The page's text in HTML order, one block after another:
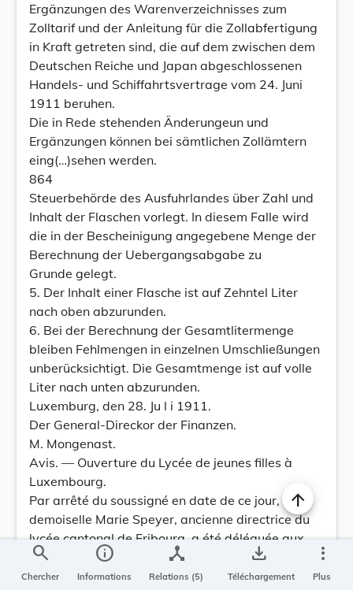
Ergänzungen des Warenverzeichnisses zum
Zolltarif und der Anleitung für die Zollabfertigung
in Kraft getreten sind, die auf dem zwischen dem
Deutschen Reiche und Japan abgeschlossenen
Handels- und Schiffahrtsvertrage vom 24. Juni
1911 beruhen.
Die in Rede stehenden Änderungeun und
Ergänzungen können bei sämtlichen Zollämtern
eing(…)sehen werden.
864
Steuerbehörde des Ausfuhrlandes über Zahl und
Inhalt der Flaschen vorlegt. In diesem Falle wird
die in der Bescheinigung angegebene Menge der
Berechnung der Uebergangsabgabe zu
Grunde gelegt.
5. Der Inhalt einer Flasche ist auf Zehntel Liter
nach oben abzurunden.
6. Bei der Berechnung der Gesamtlitermenge
bleiben Fehlmengen in einzelnen Umschließungen
unberücksichtigt. Die Gesamtmenge ist auf volle
Liter nach unten abzurunden.
Luxemburg, den 28. Ju l i 1911.
Der General-Direckor der Finanzen.
M. Mongenast.
Avis. — Ouverture du Lycée de jeunes filles à
Luxembourg.
Par arrêté du soussigné en date de ce jour, In
demoiselle Marie Speyer, ancienne directrice du
lycée cantonal de Fribourg, a été déléguée aux
fonctions de sous-directrice du lycée de jeunes
filles à Luxembourg.
search
Chercher
info
Informations
device_hub
Relations (5)
save_alt
Téléchargement
more_vert
Plus